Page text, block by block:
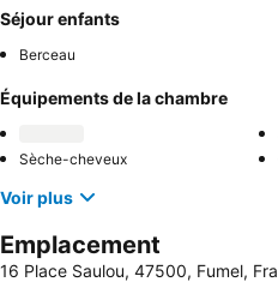
Séjour enfants
Berceau
Équipements de la chambre
Sèche-cheveux
Voir plus
Emplacement
16 Place Saulou, 47500, Fumel,